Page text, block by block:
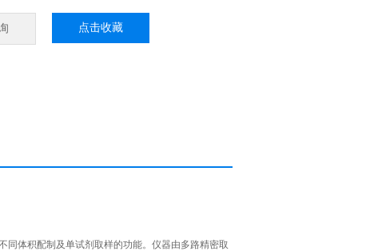
点击收藏
同体积配制及单试剂取样的功能。仪器由多路精密取